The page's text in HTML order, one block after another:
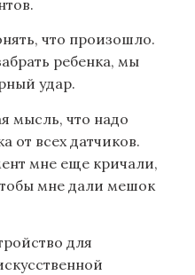
что произошло.
ребенка, мы
удар.
мысль, что надо
от всех датчиков.
мне еще кричали,
мне дали мешок
для